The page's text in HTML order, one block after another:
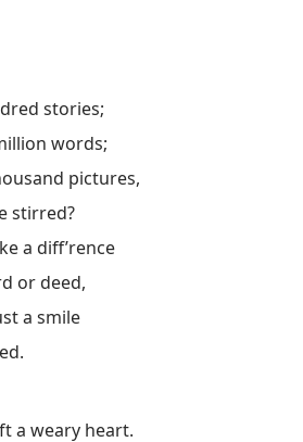
stories;
words;
pictures,
stirred?
a diff’rence
or deed,
a smile
a weary heart.